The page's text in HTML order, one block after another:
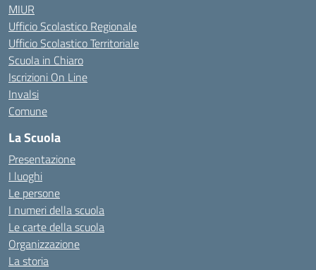
MIUR
Ufficio Scolastico Regionale
Ufficio Scolastico Territoriale
Scuola in Chiaro
Iscrizioni On Line
Invalsi
Comune
La Scuola
Presentazione
I luoghi
Le persone
I numeri della scuola
Le carte della scuola
Organizzazione
La storia